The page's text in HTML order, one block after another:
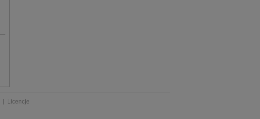
Licencje